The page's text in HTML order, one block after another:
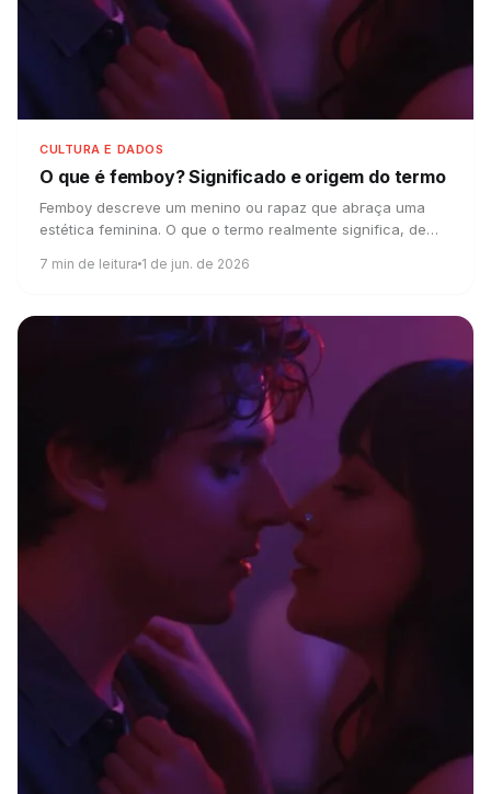
CULTURA E DADOS
O que é femboy?Significado e origem do termo
Femboy descreve um menino ou rapaz que abraça uma
estética feminina. O que o termo realmente significa, de
7 min de leitura 1 de jun. de 2026